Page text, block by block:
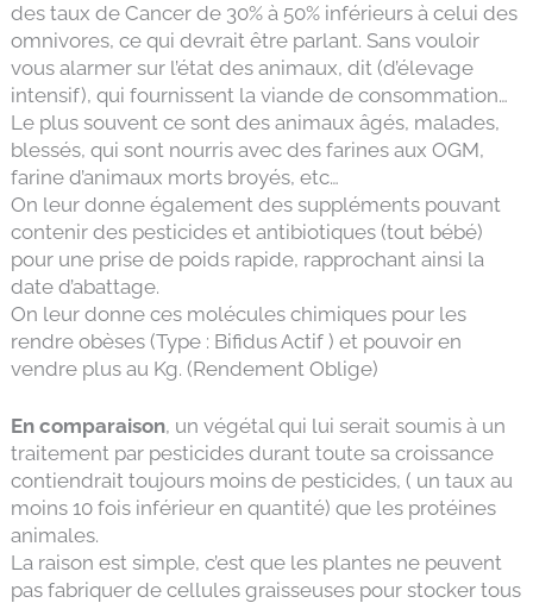
des taux de Cancer de 30% à 50% inférieurs à celui des
omnivores, ce qui devrait être parlant. Sans vouloir
vous alarmer sur l’état des animaux, dit (d’élevage
intensif), qui fournissent la viande de consommation…
Le plus souvent ce sont des animaux âgés, malades,
blessés, qui sont nourris avec des farines aux OGM,
farine d’animaux morts broyés, etc…
On leur donne également des suppléments pouvant
contenir des pesticides et antibiotiques (tout bébé)
pour une prise de poids rapide, rapprochant ainsi la
date d’abattage.
On leur donne ces molécules chimiques pour les
rendre obèses (Type : Bifidus Actif ) et pouvoir en
vendre plus au Kg. (Rendement Oblige)
En comparaison, un végétal qui lui serait soumis à un
traitement par pesticides durant toute sa croissance
contiendrait toujours moins de pesticides, ( un taux au
moins 10 fois inférieur en quantité) que les protéines
animales.
La raison est simple, c’est que les plantes ne peuvent
pas fabriquer de cellules graisseuses pour stocker tous